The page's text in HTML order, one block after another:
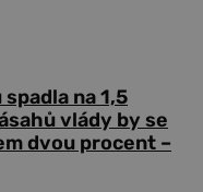
na 1,5
vlády by se
dvou procent –